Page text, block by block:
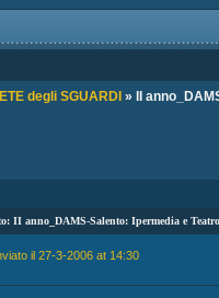
degli SGUARDI » II
II anno_DAMS-Salento: Ipermedia e
il 27-3-2006 at 14:30